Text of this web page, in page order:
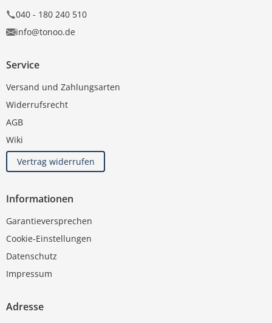
040 - 180 240 510
info@tonoo.de
Service
Versand und Zahlungsarten
Widerrufsrecht
AGB
Wiki
Vertrag widerrufen
Informationen
Garantieversprechen
Cookie-Einstellungen
Datenschutz
Impressum
Adresse